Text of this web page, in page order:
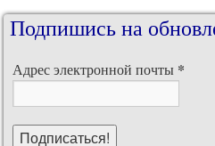
Подпишись на
Адрес электронной почты *